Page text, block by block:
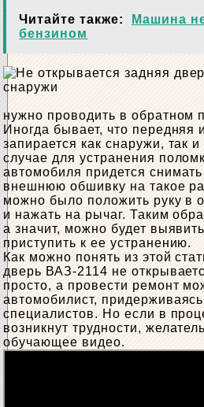
Читайте также:
Машина
бензином
нужно проводить в обратном
Иногда бывает, что передняя
запирается как снаружи, так
случае для устранения
автомобиля придется
внешнюю обшивку на такое
можно было положить руку в
и нажать на рычаг. Таким
а значит, можно будет
приступить к ее устранению.
Как можно понять из этой
дверь ВАЗ-2114 не
просто, а провести ремонт
автомобилист,
специалистов. Но если в
возникнут трудности,
обучающее видео.